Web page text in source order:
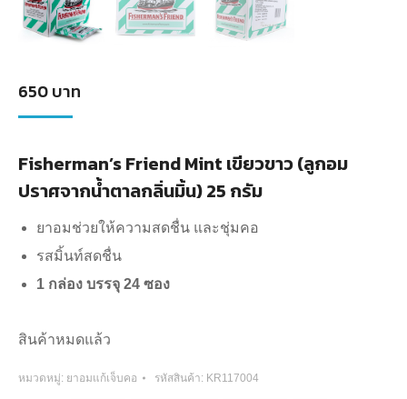
650บาท
Fisherman’s Friend Mint เขียวขาว (ลูกอม
ปราศจากน้ำตาลกลิ่นมิ้น) 25 กรัม
ยาอมช่วยให้ความสดชื่น และชุ่มคอ
รสมิ้นท์สดชื่น
1 กล่อง บรรจุ 24 ซอง
สินค้าหมดแล้ว
หมวดหมู่: ยาอมแก้เจ็บคอ รหัสสินค้า: KR117004